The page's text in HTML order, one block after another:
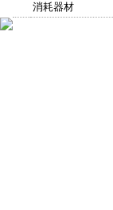
消耗器材